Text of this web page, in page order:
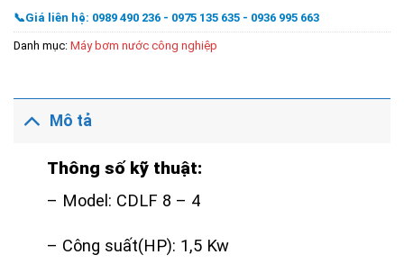
📞Giá liên hệ: 0989 490 236 - 0975 135 635 - 0936 995 663
Danh mục: Máy bơm nước công nghiệp
Mô tả
Thông số kỹ thuật:
– Model: CDLF 8 – 4
– Công suất(HP): 1,5 Kw